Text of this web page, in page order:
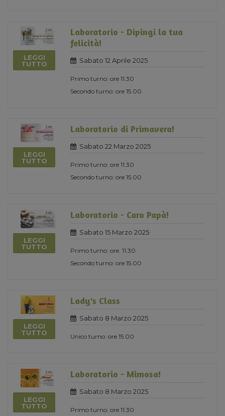
LEGGI
TUTTO
Laboratorio - Dipingi la tua
felicità!
Sabato 12 Aprile 2025
Primo turno: ore 11.30
Secondo turno: ore 15.00
LEGGI
TUTTO
Laboratorio di Primavera!
Sabato 22 Marzo 2025
Primo turno: ore 11.30
Secondo turno: ore 15.00
LEGGI
TUTTO
Laboratorio - Caro Papà!
Sabato 15 Marzo 2025
Primo turno: ore. 11.30
Secondo turno: ore 15.00
LEGGI
TUTTO
Lady's Class
Sabato 8 Marzo 2025
Unico turno: ore 15.00
LEGGI
TUTTO
Laboratorio - Mimosa!
Sabato 8 Marzo 2025
Primo turno: ore 11.30